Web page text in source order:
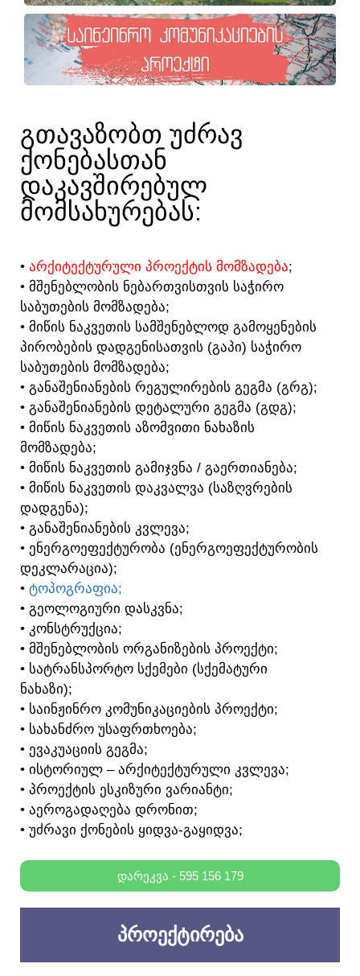
ᲒᲗᲐᲕᲐᲖᲝᲑᲗ ᲣᲫᲠᲐᲕ
ᲥᲝᲜᲔᲑᲐᲡᲗᲐᲜ
ᲓᲐᲙᲐᲕᲨᲘᲠᲔᲑᲣᲚ
ᲛᲝᲛᲡᲐᲮᲣᲠᲔᲑᲐᲡ:​
• ᲐᲠᲥᲘᲢᲔᲥᲢᲣᲠᲣᲚᲘ ᲞᲠᲝᲔᲥᲢᲘᲡ ᲛᲝᲛᲖᲐᲓᲔᲑᲐ;
• ᲛᲨᲔᲜᲔᲑᲚᲝᲑᲘᲡ ᲜᲔᲑᲐᲠᲗᲕᲘᲡᲗᲕᲘᲡ ᲡᲐᲭᲘᲠᲝ
ᲡᲐᲑᲣᲗᲔᲑᲘᲡ ᲛᲝᲛᲖᲐᲓᲔᲑᲐ;
• ᲛᲘᲬᲘᲡ ᲜᲐᲙᲕᲔᲗᲘᲡ ᲡᲐᲛᲨᲔᲜᲔᲑᲚᲝᲓ ᲒᲐᲛᲝᲧᲔᲜᲔᲑᲘᲡ
ᲞᲘᲠᲝᲑᲔᲑᲘᲡ ᲓᲐᲓᲒᲔᲜᲘᲡᲐᲗᲕᲘᲡ (ᲒᲐᲞᲘ) ᲡᲐᲭᲘᲠᲝ
ᲡᲐᲑᲣᲗᲔᲑᲘᲡ ᲛᲝᲛᲖᲐᲓᲔᲑᲐ;
• ᲒᲐᲜᲐᲨᲔᲜᲘᲐᲜᲔᲑᲘᲡ ᲠᲔᲒᲣᲚᲘᲠᲔᲑᲘᲡ ᲒᲔᲒᲛᲐ (ᲒᲠᲒ);
• ᲒᲐᲜᲐᲨᲔᲜᲘᲐᲜᲔᲑᲘᲡ ᲓᲔᲢᲐᲚᲣᲠᲘ ᲒᲔᲒᲛᲐ (ᲒᲓᲒ);
• ᲛᲘᲬᲘᲡ ᲜᲐᲙᲕᲔᲗᲘᲡ ᲐᲖᲝᲛᲕᲘᲗᲘ ᲜᲐᲮᲐᲖᲘᲡ
ᲛᲝᲛᲖᲐᲓᲔᲑᲐ;
• ᲛᲘᲬᲘᲡ ᲜᲐᲙᲕᲔᲗᲘᲡ ᲒᲐᲛᲘᲯᲕᲜᲐ / ᲒᲐᲔᲠᲗᲘᲐᲜᲔᲑᲐ;
• ᲛᲘᲬᲘᲡ ᲜᲐᲙᲕᲔᲗᲘᲡ ᲓᲐᲙᲕᲐᲚᲕᲐ (ᲡᲐᲖᲦᲕᲠᲔᲑᲘᲡ
ᲓᲐᲓᲒᲔᲜᲐ);
• ᲒᲐᲜᲐᲨᲔᲜᲘᲐᲜᲔᲑᲘᲡ ᲙᲕᲚᲔᲕᲐ;
• ᲔᲜᲔᲠᲒᲝᲔᲤᲔᲥᲢᲣᲠᲝᲑᲐ (ᲔᲜᲔᲠᲒᲝᲔᲤᲔᲥᲢᲣᲠᲝᲑᲘᲡ
ᲓᲔᲙᲚᲐᲠᲐᲪᲘᲐ);
• ᲢᲝᲞᲝᲒᲠᲐᲤᲘᲐ;
• ᲒᲔᲝᲚᲝᲒᲘᲣᲠᲘ ᲓᲐᲡᲙᲕᲜᲐ;
• ᲙᲝᲜᲡᲢᲠᲣᲥᲪᲘᲐ;
• ᲛᲨᲔᲜᲔᲑᲚᲝᲑᲘᲡ ᲝᲠᲒᲐᲜᲘᲖᲔᲑᲘᲡ ᲞᲠᲝᲔᲥᲢᲘ;
• ᲡᲐᲢᲠᲐᲜᲡᲞᲝᲠᲢᲝ ᲡᲥᲔᲛᲔᲑᲘ (ᲡᲥᲔᲛᲐᲢᲣᲠᲘ
ᲜᲐᲮᲐᲖᲘ);
• ᲡᲐᲘᲜᲟᲘᲜᲠᲝ ᲙᲝᲛᲣᲜᲘᲙᲐᲪᲘᲔᲑᲘᲡ ᲞᲠᲝᲔᲥᲢᲘ;
• ᲡᲐᲮᲐᲜᲫᲠᲝ ᲣᲡᲐᲤᲠᲗᲮᲝᲔᲑᲐ;
• ᲔᲕᲐᲙᲣᲐᲪᲘᲘᲡ ᲒᲔᲒᲛᲐ;
• ᲘᲡᲢᲝᲠᲘᲣᲚ – ᲐᲠᲥᲘᲢᲔᲥᲢᲣᲠᲣᲚᲘ ᲙᲕᲚᲔᲕᲐ;
• ᲞᲠᲝᲔᲥᲢᲘᲡ ᲔᲡᲙᲘᲖᲣᲠᲘ ᲕᲐᲠᲘᲐᲜᲢᲘ;
• ᲐᲔᲠᲝᲒᲐᲓᲐᲦᲔᲑᲐ ᲓᲠᲝᲜᲘᲗ;
• ᲣᲫᲠᲐᲕᲘ ᲥᲝᲜᲔᲑᲘᲡ ᲧᲘᲓᲕᲐ-ᲒᲐᲧᲘᲓᲕᲐ;
ᲓᲐᲠᲔᲙᲕᲐ - 595 156 179
ᲞᲠᲝᲔᲥᲢᲘᲠᲔᲑᲐ